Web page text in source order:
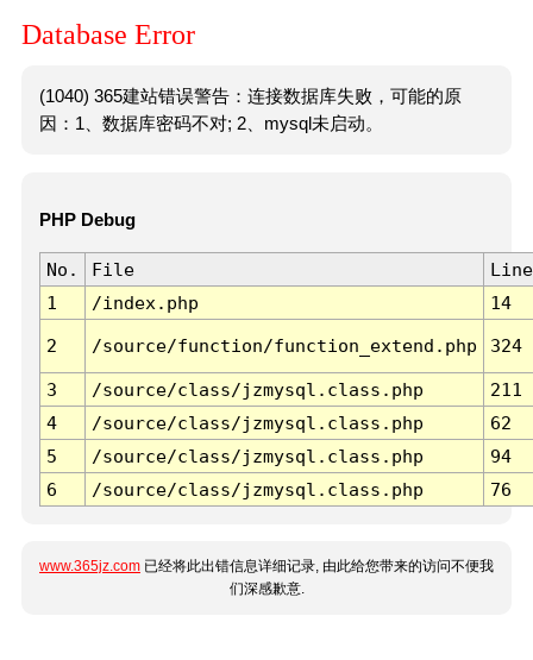
Database Error
(1040) 365建站错误警告：连接数据库失败，可能的原
因：1、数据库密码不对; 2、mysql未启动。
PHP Debug
No. File
Line
1
/index.php 14
2 /source/function/function_extend.php 324
3 /source/class/jzmysql.class.php
211
4
/source/class/jzmysql.class.php
62
5
/source/class/jzmysql.class.php
94
6
/source/class/jzmysql.class.php 76
www.365jz.com 已经将此出错信息详细记录, 由此给您带来的访问不便我
们深感歉意.